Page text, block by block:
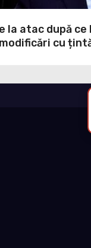
la atac după ce
cu
PNL-USR